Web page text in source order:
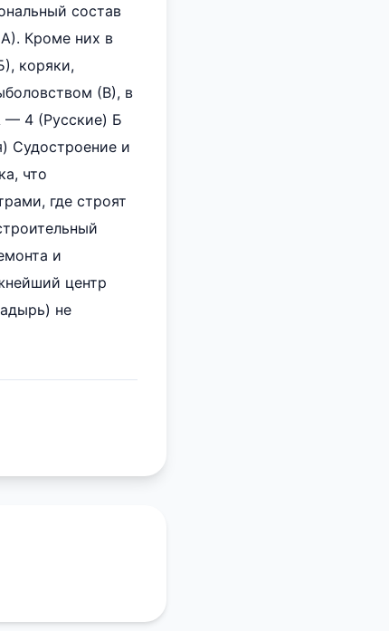
состав
Кроме них в
коряки,
(В), в
— 4 (Русские) Б
Судостроение и
что
где строят
и
центр
не